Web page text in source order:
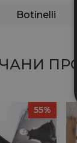
Botinelli
55%